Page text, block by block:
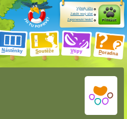
Nástěnky Soutěže Vtipy Poradna
Výhody účtu
Založit nový účet
Zapomenuté heslo?
Přihlásit